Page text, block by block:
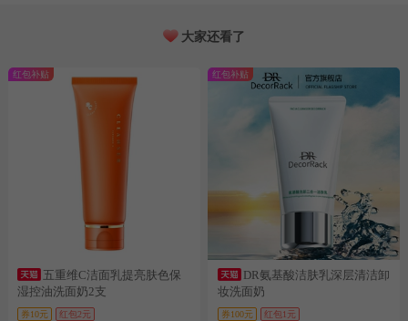
大家还看了
红包补贴
五重维C洁面乳提亮肤色保
湿控油洗面奶2支
券10元 红包2元
红包补贴
DR氨基酸洁肤乳深层清洁卸
妆洗面奶
券100元 红包1元